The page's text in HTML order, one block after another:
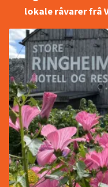
lokale råvarer frå
Read
more
about
FLOR'N
Restaurant
på
Store
Ringheim